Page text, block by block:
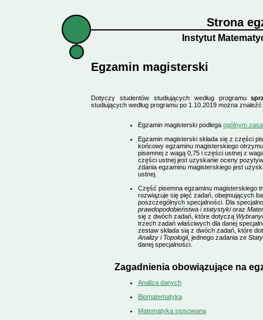
Strona
Instytut
Egzamin magisterski
Dotyczy studentów studiujących według programu
studiujących według programu po 1.10.2019 można znaleźć
Egzamin magisterski podlega ogólnym
Egzamin magisterski składa się z części
końcowy egzaminu magisterskiego
pisemnej z wagą 0,75 i części ustnej z
części ustnej jest uzyskanie oceny
zdania egzaminu magisterskiego jest
ustnej.
Część pisemna egzaminu magisterskiego
rozwiązuje się pięć zadań, obejmujących
poszczególnych specjalności. Dla
prawdopodobieństwa i statystykioraz
się z dwóch zadań, które dotyczą
trzech zadań właściwych dla danej
zestaw składa sią z dwóch zadań, które
Analizy i Topologii, jednego zadania ze
danej specjalności.
Zagadnienia obowiązujące na
Analiza danych
Biomatematyka
Matematyka stosowana